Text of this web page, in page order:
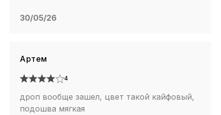
30/05/26
Артем
4
дроп вообще зашел, цвет такой кайфовый,
подошва мягкая